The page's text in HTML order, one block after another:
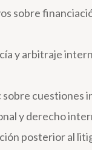
sobre
y arbitraje
sobre cuestiones
y derecho
posterior al